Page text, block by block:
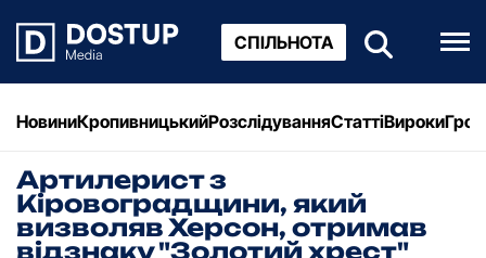
СПІЛЬНОТА
НовиниКропивницькийРозслідуванняСтаттіВироки
Артилерист з
Кіровоградщини, який
визволяв Херсон, отримав
відзнаку "Золотий хрест"